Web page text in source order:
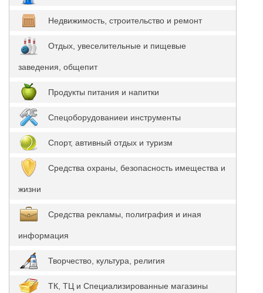
Недвижимость, строительство и ремонт
Отдых, увеселительные и пищевые
заведения, общепит
Продукты питания и напитки
Спецоборудованиеи инструменты
Спорт, автивный отдых и туризм
Средства охраны, безопасность имещества и
жизни
Средства рекламы, полиграфия и иная
информация
Творчество, культура, религия
ТК, ТЦ и Специализированные магазины